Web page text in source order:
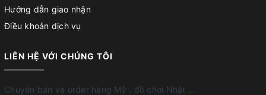
Hướng dẫn giao nhận
Điều khoản dịch vụ
LIÊN HỆ VỚI CHÚNG TÔI
Chuyên bán và order hàng Mỹ , đồ chơi Nhật ...